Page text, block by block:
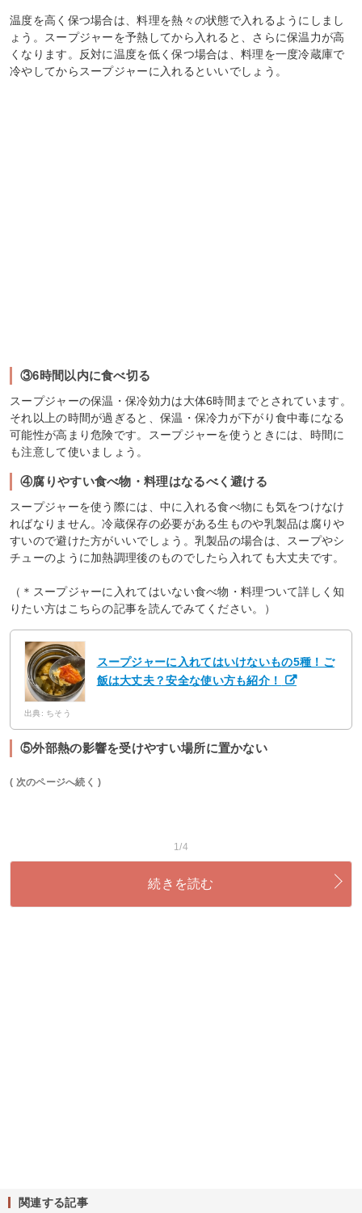
温度を高く保つ場合は、料理を熱々の状態で入れるようにしまし
ょう。スープジャーを予熱してから入れると、さらに保温力が高
くなります。反対に温度を低く保つ場合は、料理を一度冷蔵庫で
冷やしてからスープジャーに入れるといいでしょう。
③6時間以内に食べ切る
スープジャーの保温・保冷効力は大体6時間までとされています。
それ以上の時間が過ぎると、保温・保冷力が下がり食中毒になる
可能性が高まり危険です。スープジャーを使うときには、時間に
も注意して使いましょう。
④腐りやすい食べ物・料理はなるべく避ける
スープジャーを使う際には、中に入れる食べ物にも気をつけなけ
ればなりません。冷蔵保存の必要がある生ものや乳製品は腐りや
すいので避けた方がいいでしょう。乳製品の場合は、スープやシ
チューのように加熱調理後のものでしたら入れても大丈夫です。
（＊スープジャーに入れてはいない食べ物・料理ついて詳しく知
りたい方はこちらの記事を読んでみてください。）
スープジャーに入れてはいけないもの5種！ご
飯は大丈夫？安全な使い方も紹介！
出典: ちそう
⑤外部熱の影響を受けやすい場所に置かない
( 次のページへ続く )
1/4
続きを読む
関連する記事